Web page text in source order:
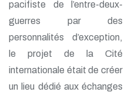
pacifiste de l’entre-deux-
guerres par des
personnalités d’exception,
le projet de la Cité
internationale était de créer
un lieu dédié aux échanges